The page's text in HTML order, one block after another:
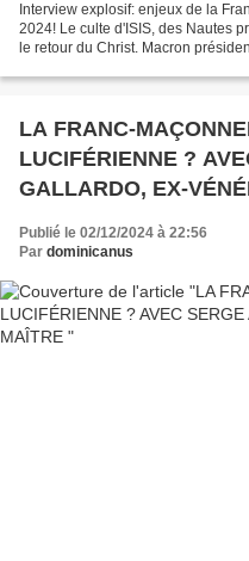
Interview explosif: enjeux de la
2024! Le culte d'ISIS, des Nautes
le retour du Christ. Macron
LA FRANC-
LUCIFÉRIENNE ?
GALLARDO, EX-
Publié le 02/12/2024 à 22:56
Par dominicanus